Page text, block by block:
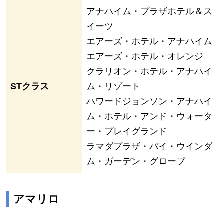
STクラス
アナハイム・プラザホテル＆ス
イーツ
エアーズ・ホテル・アナハイム
エアーズ・ホテル・オレンジ
クラリオン・ホテル・アナハイ
ム・リゾート
ハワードジョンソン・アナハイ
ム・ホテル・アンド・ウォータ
ー・プレイグランド
ラマダプラザ・バイ・ウインダ
ム・ガーデン・グローブ
アマリロ